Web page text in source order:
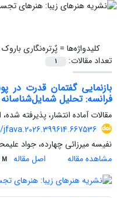
کلیدواژه‌ها =پٌرتره‌نگاری باروک
تعداد مقالات:
1
بازنمایی گفتمان قدرت در
فرانسه: تحلیل
مقالات آماده انتشار، پذیرفته شده،
jfava.2026.399614.667536
نفیسه میرزائی چهارده، جواد
مشاهده مقاله
اصل مقاله M